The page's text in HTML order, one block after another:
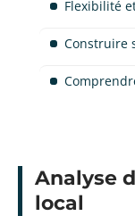
Flexibilité
Construire
Analyse
local